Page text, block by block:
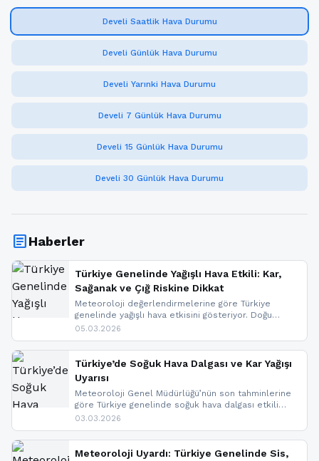
Develi Saatlik Hava Durumu
Develi Günlük Hava Durumu
Develi Yarınki Hava Durumu
Develi 7 Günlük Hava Durumu
Develi 15 Günlük Hava Durumu
Develi 30 Günlük Hava Durumu
articleHaberler
Türkiye Genelinde Yağışlı Hava Etkili: Kar,
Sağanak ve Çığ Riskine Dikkat
Meteoroloji değerlendirmelerine göre Türkiye
genelinde yağışlı hava etkisini gösteriyor. Doğu
bölgelerinde kar yağışı beklenirken Marmara ve
ise çığ tehlikesi bulunuyor. İç kesimlerde sis ve pus
nedeniyle görüş mesafesinde azalma
yaşanabileceği belirtiliyor.
05.03.2026
Türkiye’de Soğuk Hava Dalgası ve Kar Yağışı
Uyarısı
Meteoroloji Genel Müdürlüğü’nün son tahminlerine
göre Türkiye genelinde soğuk hava dalgası etkili
oluyor. Birçok il için kar yağışı ve buzlanma uyarısı
03.03.2026
Meteoroloji Uyardı: Türkiye Genelinde Sis,